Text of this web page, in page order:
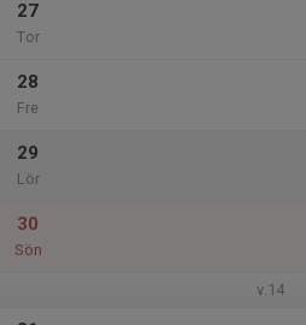
27
Tor
28
Fre
29
Lör
30
Sön
v.14